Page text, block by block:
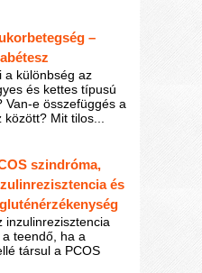
–
a különbség az
és kettes típusú
Van-e összefüggés a
Mit tilos...
szindróma,
és
inzulinrezisztencia
teendő, ha a
társul a PCOS